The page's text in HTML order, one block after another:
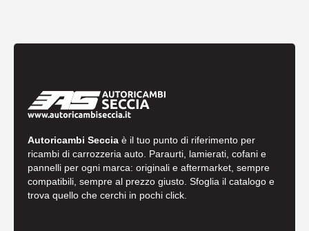
Autoricambi Seccia è il tuo punto di riferimento per
ricambi di carrozzeria auto. Paraurti, lamierati, cofani e
pannelli per ogni marca: originali e aftermarket, sempre
compatibili, sempre al prezzo giusto. Sfoglia il catalogo e
trova quello che cerchi in pochi click.